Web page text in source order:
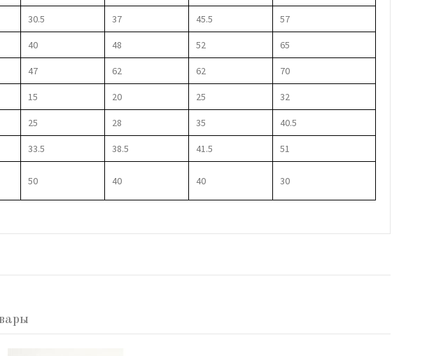
30.5 37 45.5 57
40 48 52 65
47 62 62 70
15 20 25 32
25 28 35 40.5
33.5 38.5 41.5 51
50 40 40 30